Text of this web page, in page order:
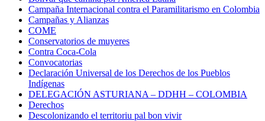
Campaña Internacional contra el Paramilitarismo en Colombia
Campañas y Alianzas
COME
Conservatorios de muyeres
Contra Coca-Cola
Convocatorias
Declaración Universal de los Derechos de los Pueblos
Indígenas
DELEGACIÓN ASTURIANA – DDHH – COLOMBIA
Derechos
Descolonizando el territoriu pal bon vivir